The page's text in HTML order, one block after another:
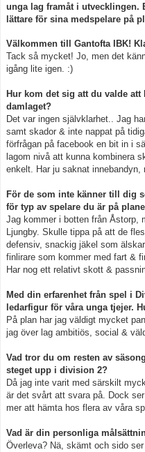
unga lag framåt i utvecklingen.
lättare för sina medspelare på
Välkommen till Gantofta IBK!
Tack så mycket! Jo, men det
igång lite igen. :)
Hur kom det sig att du valde
damlaget?
Det var ingen självklarhet.. Jag
samt skador & inte nappat på
förfrågan på facebook en bit in i
lagom nivå att kunna kombinera
enkelt. Har ju saknat innebandyn,
För de som inte känner till dig
för typ av spelare du är på
Jag kommer i botten från Åstorp,
Ljungby. Skulle tippa på att de
defensiv, snackig jäkel som
finlirare som kommer med fart &
Har nog ett relativt skott &
Med din erfarenhet från spel i
ledarfigur för våra unga tjejer.
På plan har jag väldigt mycket
jag över lag ambitiös, social &
Vad tror du om resten av
steget upp i division 2?
Då jag inte varit med särskilt
är det svårt att svara på. Dock
mer att hämta hos flera av våra
Vad är din personliga
Överleva? Nä, skämt och sido